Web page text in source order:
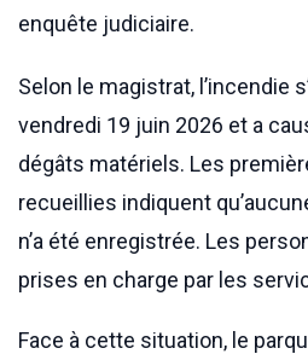
enquête judiciaire.
Selon le magistrat, l’incendie
vendredi 19 juin 2026 et a
dégâts matériels. Les
recueillies indiquent
n’a été enregistrée. Les
prises en charge par les
Face à cette situation, le